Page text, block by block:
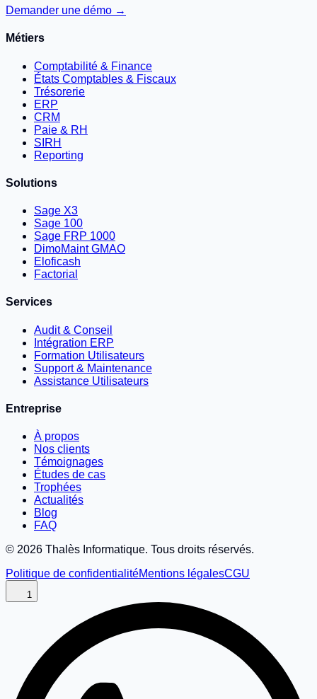
Demander une démo →
Métiers
Comptabilité & Finance
États Comptables & Fiscaux
Trésorerie
ERP
CRM
Paie & RH
SIRH
Reporting
Solutions
Sage X3
Sage 100
Sage FRP 1000
DimoMaint GMAO
Eloficash
Factorial
Services
Audit & Conseil
Intégration ERP
Formation Utilisateurs
Support & Maintenance
Assistance Utilisateurs
Entreprise
À propos
Nos clients
Témoignages
Études de cas
Trophées
Actualités
Blog
FAQ
© 2026 Thalès Informatique. Tous droits réservés.
Politique de confidentialitéMentions légalesCGU
1